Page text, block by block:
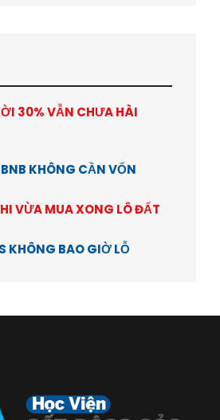
30% VẪN CHƯA HÀI
KHÔNG CẦN VỐN
VỪA MUA XONG LÔ ĐẤT
KHÔNG BAO GIỜ LỖ